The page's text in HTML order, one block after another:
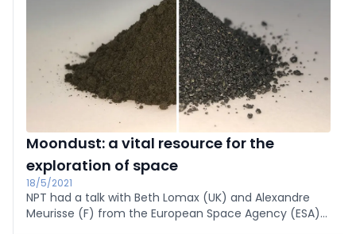
Moondust: a vital resource for the
exploration of space
18/5/2021
NPT had a talk with Beth Lomax (UK) and Alexandre
Meurisse (F) from the European Space Agency (ESA)